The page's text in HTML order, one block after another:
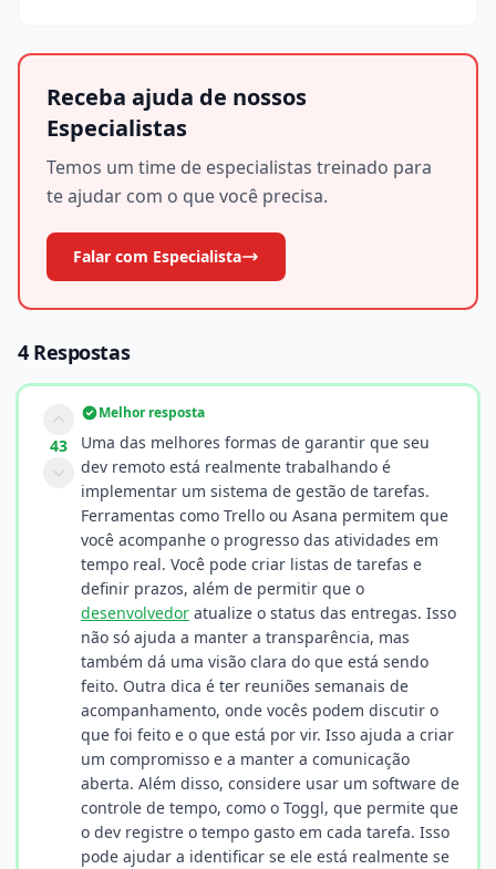
Receba ajuda de nossos
Especialistas
Temos um time de especialistas treinado para
te ajudar com o que você precisa.
Falar com Especialista
4 Respostas
43
Melhor resposta
Uma das melhores formas de garantir que seu
dev remoto está realmente trabalhando é
implementar um sistema de gestão de tarefas.
Ferramentas como Trello ou Asana permitem que
você acompanhe o progresso das atividades em
tempo real. Você pode criar listas de tarefas e
definir prazos, além de permitir que o
desenvolvedor atualize o status das entregas. Isso
não só ajuda a manter a transparência, mas
também dá uma visão clara do que está sendo
feito. Outra dica é ter reuniões semanais de
acompanhamento, onde vocês podem discutir o
que foi feito e o que está por vir. Isso ajuda a criar
um compromisso e a manter a comunicação
aberta. Além disso, considere usar um software de
controle de tempo, como o Toggl, que permite que
o dev registre o tempo gasto em cada tarefa. Isso
pode ajudar a identificar se ele está realmente se